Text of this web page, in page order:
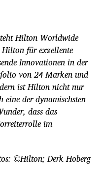
Hilton Worldwide
Hilton für exzellente
Innovationen in der
von 24 Marken und
ist Hilton nicht nur
eine der dynamischsten
dass das
im
©Hilton; Derk Hoberg